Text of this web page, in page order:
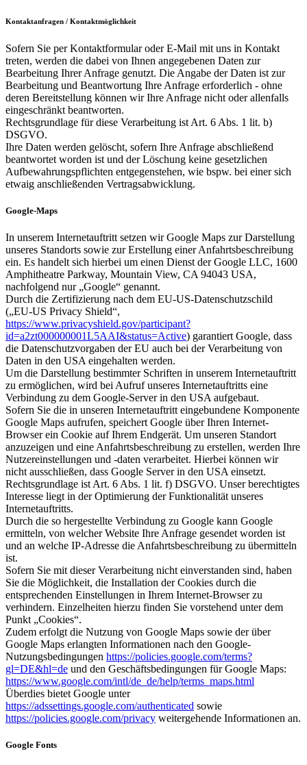
Kontaktanfragen / Kontaktmöglichkeit
Sofern Sie per Kontaktformular oder E-Mail mit uns in Kontakt
treten, werden die dabei von Ihnen angegebenen Daten zur
Bearbeitung Ihrer Anfrage genutzt. Die Angabe der Daten ist zur
Bearbeitung und Beantwortung Ihre Anfrage erforderlich - ohne
deren Bereitstellung können wir Ihre Anfrage nicht oder allenfalls
eingeschränkt beantworten.
Rechtsgrundlage für diese Verarbeitung ist Art. 6 Abs. 1 lit. b)
DSGVO.
Ihre Daten werden gelöscht, sofern Ihre Anfrage abschließend
beantwortet worden ist und der Löschung keine gesetzlichen
Aufbewahrungspflichten entgegenstehen, wie bspw. bei einer sich
etwaig anschließenden Vertragsabwicklung.
Google-Maps
In unserem Internetauftritt setzen wir Google Maps zur Darstellung
unseres Standorts sowie zur Erstellung einer Anfahrtsbeschreibung
ein. Es handelt sich hierbei um einen Dienst der Google LLC, 1600
Amphitheatre Parkway, Mountain View, CA 94043 USA,
nachfolgend nur „Google“ genannt.
Durch die Zertifizierung nach dem EU-US-Datenschutzschild
(„EU-US Privacy Shield“,
https://www.privacyshield.gov/participant?
id=a2zt000000001L5AAI&status=Active) garantiert Google, dass
die Datenschutzvorgaben der EU auch bei der Verarbeitung von
Daten in den USA eingehalten werden.
Um die Darstellung bestimmter Schriften in unserem Internetauftritt
zu ermöglichen, wird bei Aufruf unseres Internetauftritts eine
Verbindung zu dem Google-Server in den USA aufgebaut.
Sofern Sie die in unseren Internetauftritt eingebundene Komponente
Google Maps aufrufen, speichert Google über Ihren Internet-
Browser ein Cookie auf Ihrem Endgerät. Um unseren Standort
anzuzeigen und eine Anfahrtsbeschreibung zu erstellen, werden Ihre
Nutzereinstellungen und -daten verarbeitet. Hierbei können wir
nicht ausschließen, dass Google Server in den USA einsetzt.
Rechtsgrundlage ist Art. 6 Abs. 1 lit. f) DSGVO. Unser berechtigtes
Interesse liegt in der Optimierung der Funktionalität unseres
Internetauftritts.
Durch die so hergestellte Verbindung zu Google kann Google
ermitteln, von welcher Website Ihre Anfrage gesendet worden ist
und an welche IP-Adresse die Anfahrtsbeschreibung zu übermitteln
ist.
Sofern Sie mit dieser Verarbeitung nicht einverstanden sind, haben
Sie die Möglichkeit, die Installation der Cookies durch die
entsprechenden Einstellungen in Ihrem Internet-Browser zu
verhindern. Einzelheiten hierzu finden Sie vorstehend unter dem
Punkt „Cookies“.
Zudem erfolgt die Nutzung von Google Maps sowie der über
Google Maps erlangten Informationen nach den Google-
Nutzungsbedingungen https://policies.google.com/terms?
gl=DE&hl=de und den Geschäftsbedingungen für Google Maps:
https://www.google.com/intl/de_de/help/terms_maps.html
Überdies bietet Google unter
https://adssettings.google.com/authenticated sowie
https://policies.google.com/privacy weitergehende Informationen an.
Google Fonts